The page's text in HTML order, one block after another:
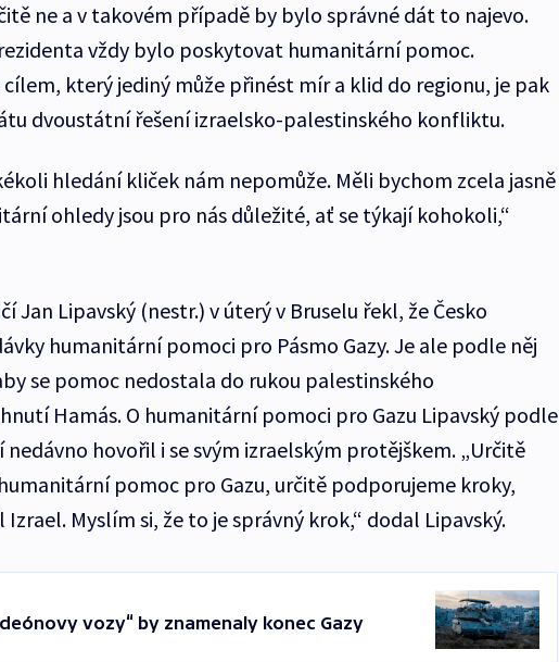
ne a v takovém případě by bylo správné dát to najevo.
vždy bylo poskytovat humanitární pomoc.
který jediný může přinést mír a klid do regionu, je pak
dvoustátní řešení izraelsko-palestinského konfliktu.
hledání kliček nám nepomůže. Měli bychom zcela jasně
ohledy jsou pro nás důležité, ať se týkají kohokoli,“
Jan Lipavský (nestr.) v úterý v Bruselu řekl, že Česko
humanitární pomoci pro Pásmo Gazy. Je ale podle něj
se pomoc nedostala do rukou palestinského
Hamás. O humanitární pomoci pro Gazu Lipavský podle
nedávno hovořil i se svým izraelským protějškem. „Určitě
pomoc pro Gazu, určitě podporujeme kroky,
Myslím si, že to je správný krok,“ dodal Lipavský.
vozy“ by znamenaly konec Gazy